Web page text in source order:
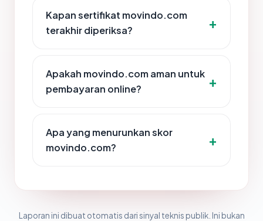
Kapan sertifikat movindo.com
terakhir diperiksa?
Apakah movindo.com aman untuk
pembayaran online?
Apa yang menurunkan skor
movindo.com?
Laporan ini dibuat otomatis dari sinyal teknis publik. Ini bukan